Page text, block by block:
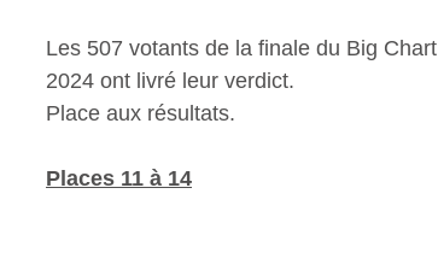
Les 507 votants de la finale du Big Chart
2024 ont livré leur verdict.
Place aux résultats.
Places 11 à 14